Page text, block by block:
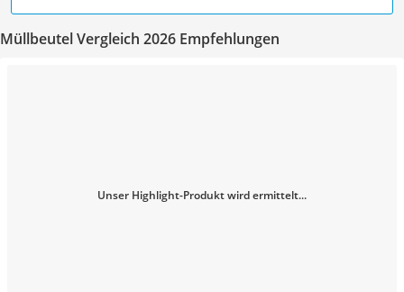
Müllbeutel Vergleich 2026 Empfehlungen
Unser Highlight-Produkt wird ermittelt...